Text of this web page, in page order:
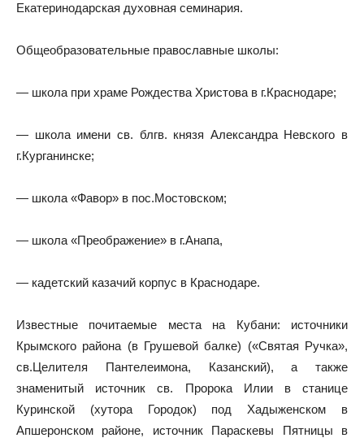
Екатеринодарская духовная семинария.
Общеобразовательные православные школы:
— школа при храме Рождества Христова в г.Краснодаре;
— школа имени св. блгв. князя Александра Невского в
г.Курганинске;
— школа «Фавор» в пос.Мостовском;
— школа «Преображение» в г.Анапа,
— кадетский казачий корпус в Краснодаре.
Известные почитаемые места на Кубани: источники
Крымского района (в Грушевой балке) («Святая Ручка»,
св.Целителя Пантелеимона, Казанский), а также
знаменитый источник св. Пророка Илии в станице
Куринской (хутора Городок) под Хадыженском в
Апшеронском районе, источник Параскевы Пятницы в